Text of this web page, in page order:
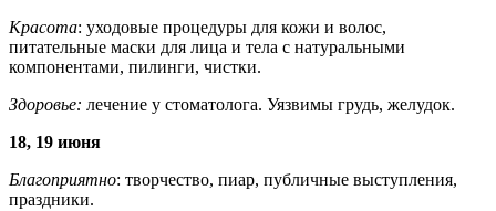
Красота: уходовые процедуры для кожи и волос,
питательные маски для лица и тела с натуральными
компонентами, пилинги, чистки.
Здоровье: лечение у стоматолога. Уязвимы грудь, желудок.
18, 19 июня
Благоприятно: творчество, пиар, публичные выступления,
праздники.